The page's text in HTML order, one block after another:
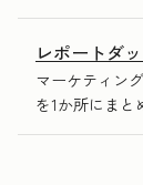
レポートダ
マーケティン
を1か所にまと